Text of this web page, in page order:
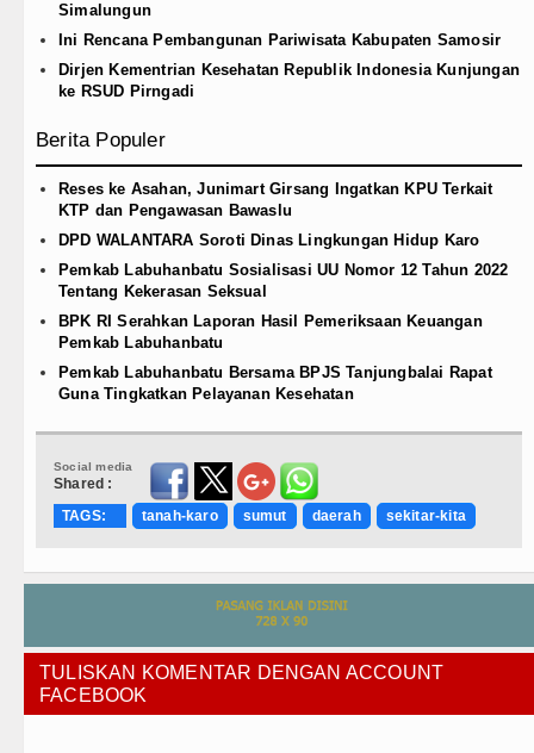
Simalungun
Ini Rencana Pembangunan Pariwisata Kabupaten Samosir
Dirjen Kementrian Kesehatan Republik Indonesia Kunjungan
ke RSUD Pirngadi
Berita Populer
Reses ke Asahan, Junimart Girsang Ingatkan KPU Terkait
KTP dan Pengawasan Bawaslu
DPD WALANTARA Soroti Dinas Lingkungan Hidup Karo
Pemkab Labuhanbatu Sosialisasi UU Nomor 12 Tahun 2022
Tentang Kekerasan Seksual
BPK RI Serahkan Laporan Hasil Pemeriksaan Keuangan
Pemkab Labuhanbatu
Pemkab Labuhanbatu Bersama BPJS Tanjungbalai Rapat
Guna Tingkatkan Pelayanan Kesehatan
Social media
Shared :
TAGS:
tanah-karo sumut daerah sekitar-kita
TULISKAN KOMENTAR DENGAN ACCOUNT
FACEBOOK